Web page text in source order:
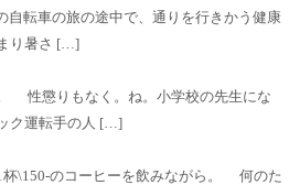
自転車の旅の途中で、通りを行きかう健康
り暑さ […]
性懲りもなく。ね。小学校の先生にな
ク運転手の人 […]
\150-のコーヒーを飲みながら。 何のた